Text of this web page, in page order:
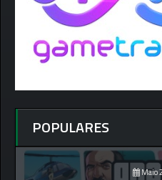
POPULARES
Maio